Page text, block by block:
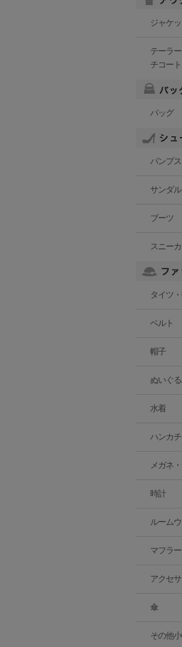
ジャケ
テーラ
チコート
バッグ
パンプ
サンダル
ブーツ
スニー
タイツ
ベルト
帽子
ぬいぐ
水着
ハンカ
メガネ
時計
ルーム
マフラ
アクセ
傘
その他